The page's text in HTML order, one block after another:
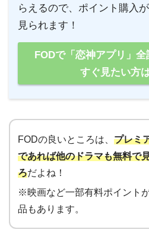
らえるので、ポイント購入
見られます！
FODで「恋神アプリ」
すぐ見たい方
FODの良いところは、 プレミ
であれば他のドラマも無料で
ろだよね！
※映画など一部有料ポイント
品もあります。